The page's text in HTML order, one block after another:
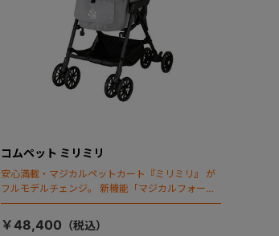
コムペット ミリミリ
安心満載・マジカルペットカート『ミリミリ』 が
フルモデルチェンジ。 新機能「マジカルフォール
ディング」搭載
￥48,400